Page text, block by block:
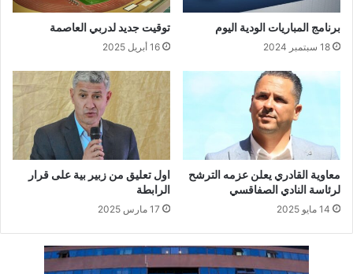
برنامج المباريات الودية اليوم
18 سبتمبر 2024
توقيت جديد لدربي العاصمة
16 أبريل 2025
معاوية القادري يعلن عزمه الترشح
لرئاسة النادي الصفاقسي
14 مايو 2025
اول تعليق من زبير بية على قرار
الرابطة
17 مارس 2025